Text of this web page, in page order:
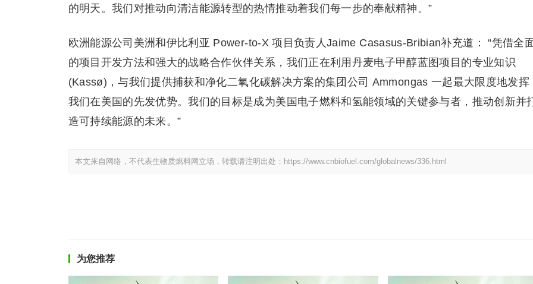
的明天。我们对推动向清洁能源转型的热情推动着我们每一步的奉献精神。”
欧洲能源公司美洲和伊比利亚 Power-to-X 项目负责人Jaime Casasus-Bribian补充道： “凭借全
的项目开发方法和强大的战略合作伙伴关系，我们正在利用丹麦电子甲醇蓝图项目的专业知识
(Kassø)，与我们提供捕获和净化二氧化碳解决方案的集团公司 Ammongas 一起最大限度地发挥
我们在美国的先发优势。我们的目标是成为美国电子燃料和氢能领域的关键参与者，推动创新并
造可持续能源的未来。”
本文来自网络，不代表生物质燃料网立场，转载请注明出处：https://www.cnbiofuel.com/globalnews/336.html
为您推荐